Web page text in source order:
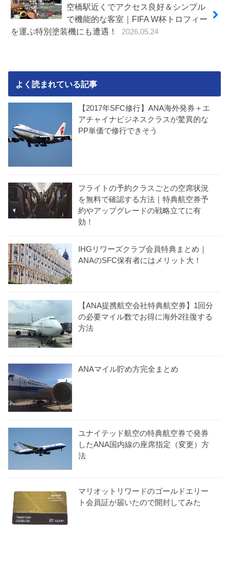
空橋駅近くでアクセス良好＆シンプル
で機能的な客室｜FIFA W杯トロフィー
を運ぶ特別塗装機にも遭遇！
2026.05.24
よく読まれている記事
【2017年SFC修行】ANA海外発券＋エ
アチャイナビジネスクラスが驚異的な
PP単価で修行できそう
フライトの予約クラスごとの空席状況
を無料で確認する方法｜特典航空券予
約やアップグレードの戦略立てに有
効！
IHGリワーズクラブ会員特典まとめ｜
ANAのSFC保有者にはメリット大！
【ANA提携航空会社特典航空券】1回分
の必要マイル数でお得に海外2往復する
方法
ANAマイル貯め方完全まとめ
ユナイテッド航空の特典航空券で発券
したANA国内線の座席指定（変更）方
法
マリオットリワードのゴールドエリー
ト会員証が届いたので開封してみた